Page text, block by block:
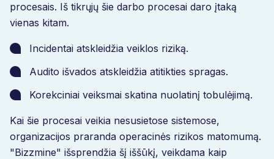
procesais. Iš tikrųjų šie darbo procesai daro įtaką
vienas kitam.
Incidentai atskleidžia veiklos riziką.
Audito išvados atskleidžia atitikties spragas.
Korekciniai veiksmai skatina nuolatinį tobulėjimą.
Kai šie procesai veikia nesusietose sistemose,
organizacijos praranda operacinės rizikos matomumą.
"Bizzmine" išsprendžia šį iššūkį, veikdama kaip